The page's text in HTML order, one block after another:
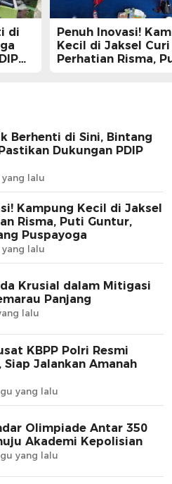
di
Penuh Inovasi!
Kecil di Jaksel Curi
Perhatian Risma,
Berhenti di Sini, Bintang
Dukungan PDIP
yang lalu
Kampung Kecil di Jaksel
Risma, Puti Guntur,
Puspayoga
yang lalu
Krusial dalam Mitigasi
Panjang
lalu
KBPP Polri Resmi
Siap Jalankan Amanah
yang lalu
Olimpiade Antar 350
Akademi Kepolisian
yang lalu